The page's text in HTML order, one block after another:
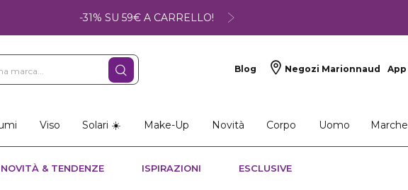
-31% SU 59€ A CARRELLO!
Blog Negozi Marionnaud App
Viso Solari ☀️ Make-Up Novità Corpo Uomo Marche
NOVITÀ & TENDENZE ISPIRAZIONI ESCLUSIVE